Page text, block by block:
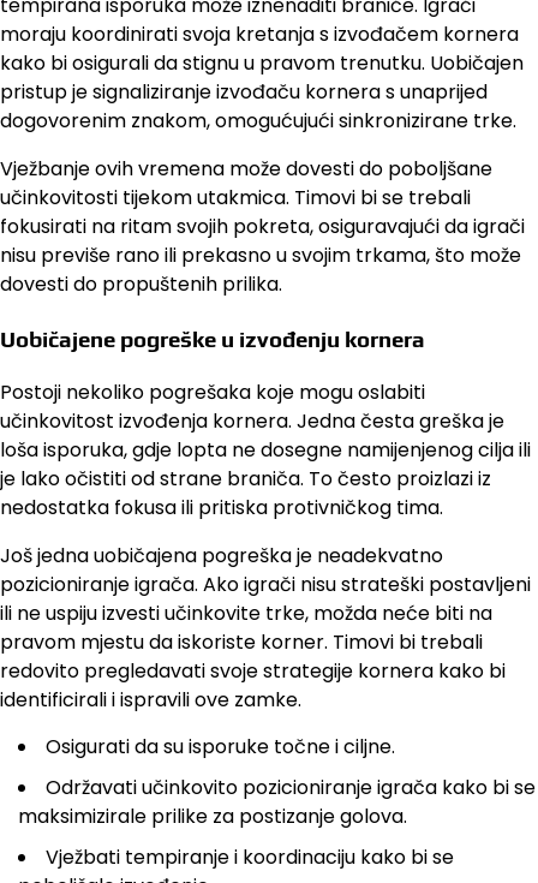
tempirana isporuka može iznenaditi braniče. Igrači
moraju koordinirati svoja kretanja s izvođačem kornera
kako bi osigurali da stignu u pravom trenutku. Uobičajen
pristup je signaliziranje izvođaču kornera s unaprijed
dogovorenim znakom, omogućujući sinkronizirane trke.
Vježbanje ovih vremena može dovesti do poboljšane
učinkovitosti tijekom utakmica. Timovi bi se trebali
fokusirati na ritam svojih pokreta, osiguravajući da igrači
nisu previše rano ili prekasno u svojim trkama, što može
dovesti do propuštenih prilika.
Uobičajene pogreške u izvođenju kornera
Postoji nekoliko pogrešaka koje mogu oslabiti
učinkovitost izvođenja kornera. Jedna česta greška je
loša isporuka, gdje lopta ne dosegne namijenjenog cilja ili
je lako očistiti od strane braniča. To često proizlazi iz
nedostatka fokusa ili pritiska protivničkog tima.
Još jedna uobičajena pogreška je neadekvatno
pozicioniranje igrača. Ako igrači nisu strateški postavljeni
ili ne uspiju izvesti učinkovite trke, možda neće biti na
pravom mjestu da iskoriste korner. Timovi bi trebali
redovito pregledavati svoje strategije kornera kako bi
identificirali i ispravili ove zamke.
Osigurati da su isporuke točne i ciljne.
Održavati učinkovito pozicioniranje igrača kako bi se
maksimizirale prilike za postizanje golova.
Vježbati tempiranje i koordinaciju kako bi se